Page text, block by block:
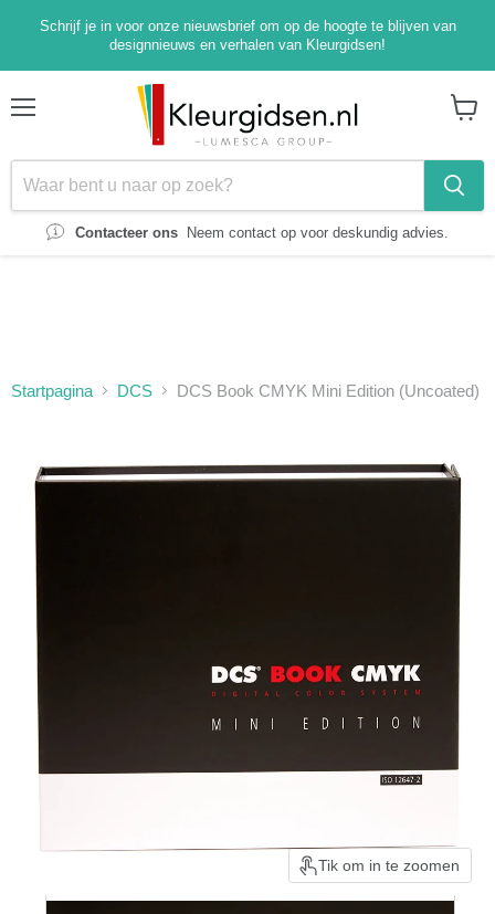
Schrijf je in voor onze nieuwsbrief om op de hoogte te blijven van
designnieuws en verhalen van Kleurgidsen!
Contacteer ons Neem contact op voor deskundig advies.
Startpagina DCS DCS Book CMYK Mini Edition (Uncoated)
Tik om in te zoomen